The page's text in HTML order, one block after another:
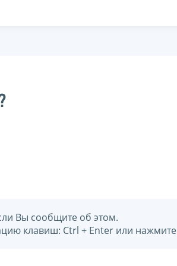
Вы сообщите об этом.
клавиш: Ctrl + Enter или нажмите